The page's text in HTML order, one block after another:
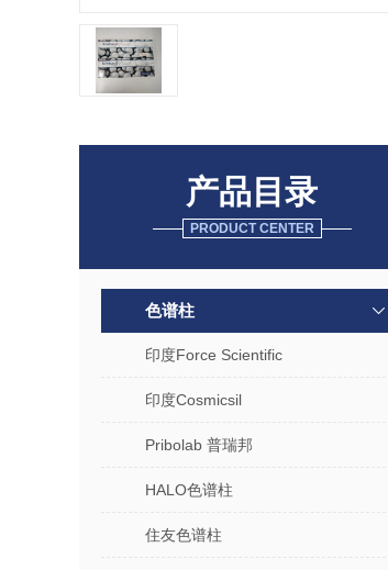
产品目录
PRODUCT CENTER
色谱柱
印度Force Scientific
印度Cosmicsil
Pribolab 普瑞邦
HALO色谱柱
住友色谱柱